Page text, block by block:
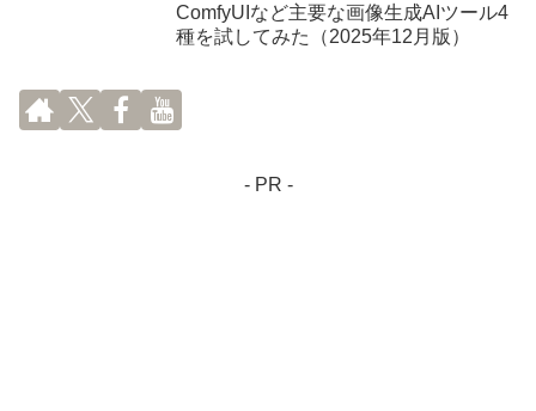
ComfyUIなど主要な画像生成AIツール4
種を試してみた（2025年12月版）
- PR -